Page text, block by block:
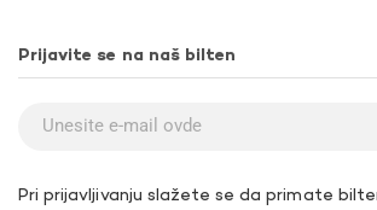
Prijavite se na naš bilten
Pri prijavljivanju slažete se da primate